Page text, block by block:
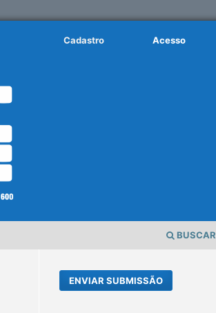
BUSCAR
Cadastro Acesso
ENVIAR SUBMISSÃO